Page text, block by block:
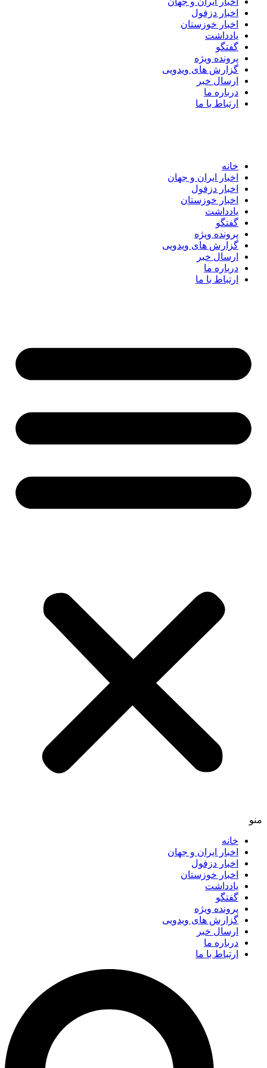
اخبار دزفول
اخبار خوزستان
یادداشت
گفتگو
پرونده ویژه
گزارش های ویدویی
ارسال خبر
درباره ما
ارتباط با ما
خانه
اخبار ایران و جهان
اخبار دزفول
اخبار خوزستان
یادداشت
گفتگو
پرونده ویژه
گزارش های ویدویی
ارسال خبر
درباره ما
ارتباط با ما
خانه
اخبار ایران و جهان
اخبار دزفول
اخبار خوزستان
یادداشت
گفتگو
پرونده ویژه
گزارش های ویدویی
ارسال خبر
درباره ما
ارتباط با ما